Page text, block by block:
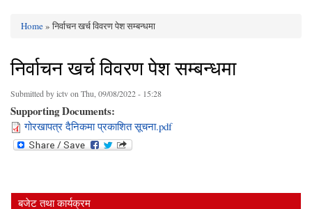
Home» निर्वाचन खर्च विवरण पेश सम्बन्धमा
निर्वाचन खर्च विवरण पेश सम्बन्धमा
Submitted byictvon Thu, 09/08/2022 - 15:28
Supporting Documents:
गोरखापत्र दैनिकमा प्रकाशित सूचना.pdf
बजेट तथा कार्यक्रम